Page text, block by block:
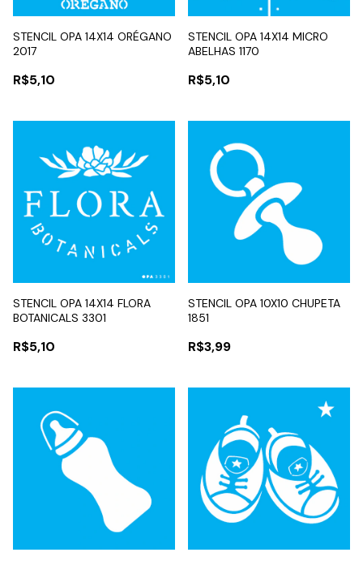
STENCIL OPA 14X14 ORÉGANO
2017
R$5,10
STENCIL OPA 14X14 MICRO
ABELHAS 1170
R$5,10
STENCIL OPA 14X14 FLORA
BOTANICALS 3301
R$5,10
STENCIL OPA 10X10 CHUPETA
1851
R$3,99